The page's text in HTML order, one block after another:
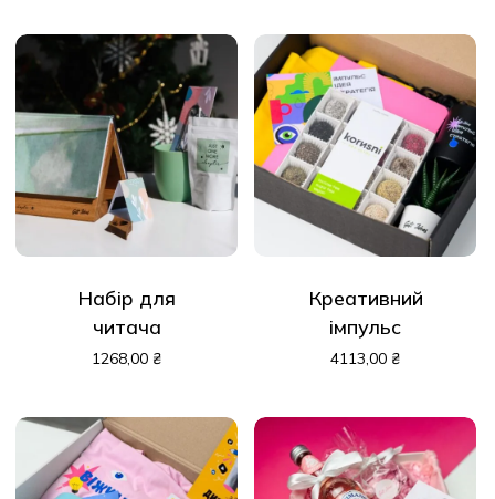
Набір для
читача
1268,00 ₴
Креативний
імпульс
4113,00 ₴